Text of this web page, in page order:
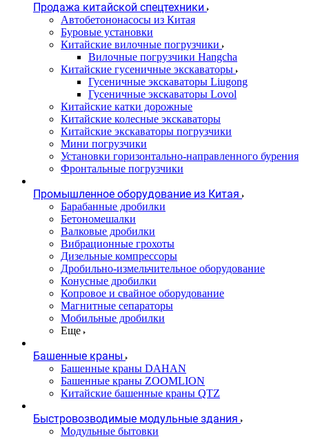
Продажа китайской спецтехники
Автобетононасосы из Китая
Буровые установки
Китайские вилочные погрузчики
Вилочные погрузчики Hangcha
Китайские гусеничные экскаваторы
Гусеничные экскаваторы Liugong
Гусеничные экскаваторы Lovol
Китайские катки дорожные
Китайские колесные экскаваторы
Китайские экскаваторы погрузчики
Мини погрузчики
Установки горизонтально-направленного бурения
Фронтальные погрузчики
Промышленное оборудование из Китая
Барабанные дробилки
Бетономешалки
Валковые дробилки
Вибрационные грохоты
Дизельные компрессоры
Дробильно-измельчительное оборудование
Конусные дробилки
Копровое и свайное оборудование
Магнитные сепараторы
Мобильные дробилки
Еще
Башенные краны
Башенные краны DAHAN
Башенные краны ZOOMLION
Китайские башенные краны QTZ
Быстровозводимые модульные здания
Модульные бытовки